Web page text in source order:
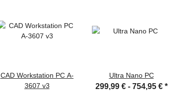
CAD Workstation PC A-
3607 v3
Ultra Nano PC
299,99 € - 754,95 € *